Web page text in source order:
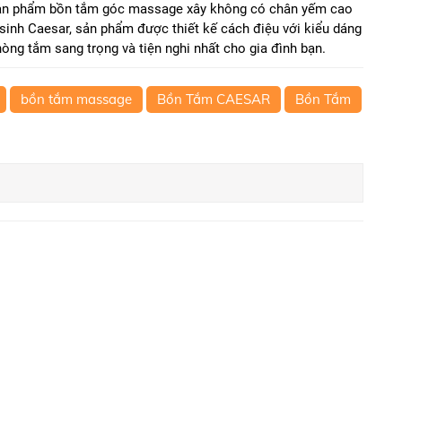
phẩm bồn tắm góc massage xây không có chân yếm cao
Caesar, sản phẩm được thiết kế cách điệu với kiểu dáng
tắm sang trọng và tiện nghi nhất cho gia đình bạn.
bồn tắm massage Bồn Tắm CAESAR
Bồn Tắm